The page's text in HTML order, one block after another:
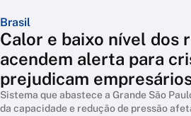
Brasil
Calor e baixo nível dos
acendem alerta para
prejudicam
Sistema que abastece a Grande São
da capacidade e redução de pressão